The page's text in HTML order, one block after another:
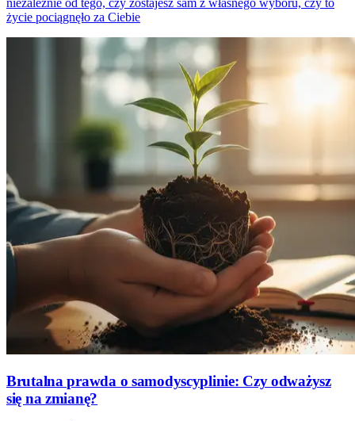
niezależnie od tego, czy zostajesz sam z własnego wyboru, czy to
życie pociągnęło za Ciebie
Brutalna prawda o samodyscyplinie: Czy odważysz
się na zmianę?